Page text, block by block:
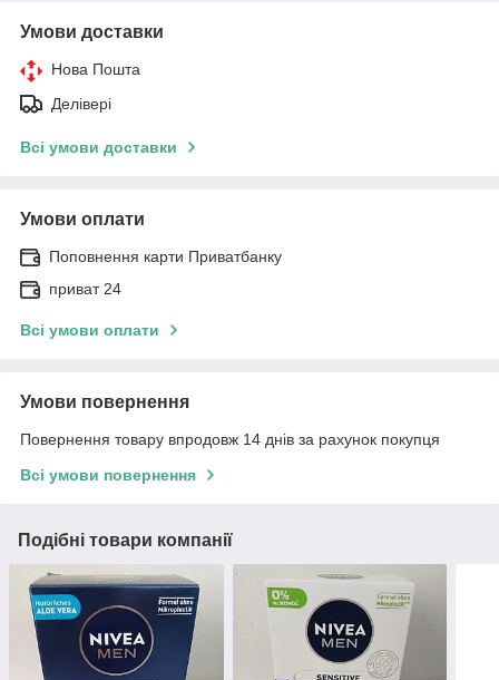
Умови доставки
Нова Пошта
Делівері
Всі умови доставки
Умови оплати
Поповнення карти Приватбанку
приват 24
Всі умови оплати
Умови повернення
Повернення товару впродовж 14 днів за рахунок покупця
Всі умови повернення
Подібні товари компанії